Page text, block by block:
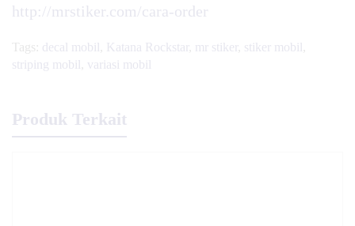
http://mrstiker.com/cara-order
Tags: decal mobil Katana Rockstar mr stiker stiker mobil
striping mobil
variasi mobil
Produk Terkait